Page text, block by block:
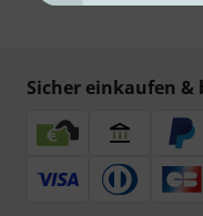
Sicher einkaufen &